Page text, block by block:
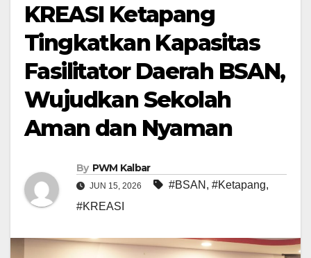
KREASI Ketapang
Tingkatkan Kapasitas
Fasilitator Daerah BSAN,
Wujudkan Sekolah
Aman dan Nyaman
By PWM Kalbar
JUN 15, 2026 #BSAN , #Ketapang,
#KREASI